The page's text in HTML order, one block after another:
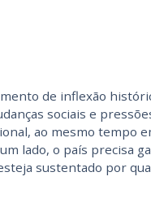
de inflexão
sociais e
ao mesmo tempo
lado, o país precisa
sustentado por